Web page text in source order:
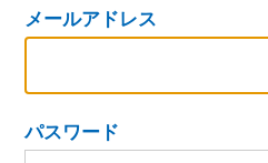
メールアドレス
パスワード